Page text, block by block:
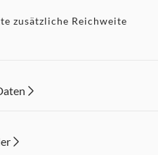
zusätzliche Reichweite